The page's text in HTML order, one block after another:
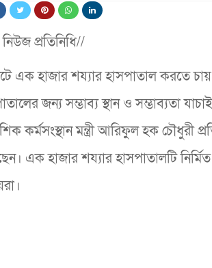
প্রতিনিধি//
এক হাজার শয্যার হাসপাতাল করতে
জন্য সম্ভাব্য স্থান ও সম্ভাব্যতা
কর্মসংস্থান মন্ত্রী আরিফুল হক চৌধুরী
এক হাজার শয্যার হাসপাতালটি